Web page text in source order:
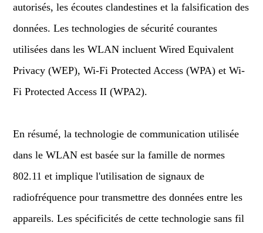
autorisés, les écoutes clandestines et la falsification des
données. Les technologies de sécurité courantes
utilisées dans les WLAN incluent Wired Equivalent
Privacy (WEP), Wi-Fi Protected Access (WPA) et Wi-
Fi Protected Access II (WPA2).
En résumé, la technologie de communication utilisée
dans le WLAN est basée sur la famille de normes
802.11 et implique l'utilisation de signaux de
radiofréquence pour transmettre des données entre les
appareils. Les spécificités de cette technologie sans fil